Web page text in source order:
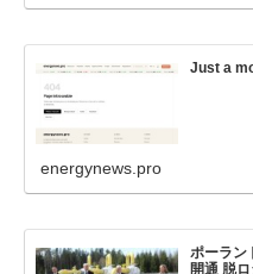
Just a
energynews.pro
ポーラン
開通 脱